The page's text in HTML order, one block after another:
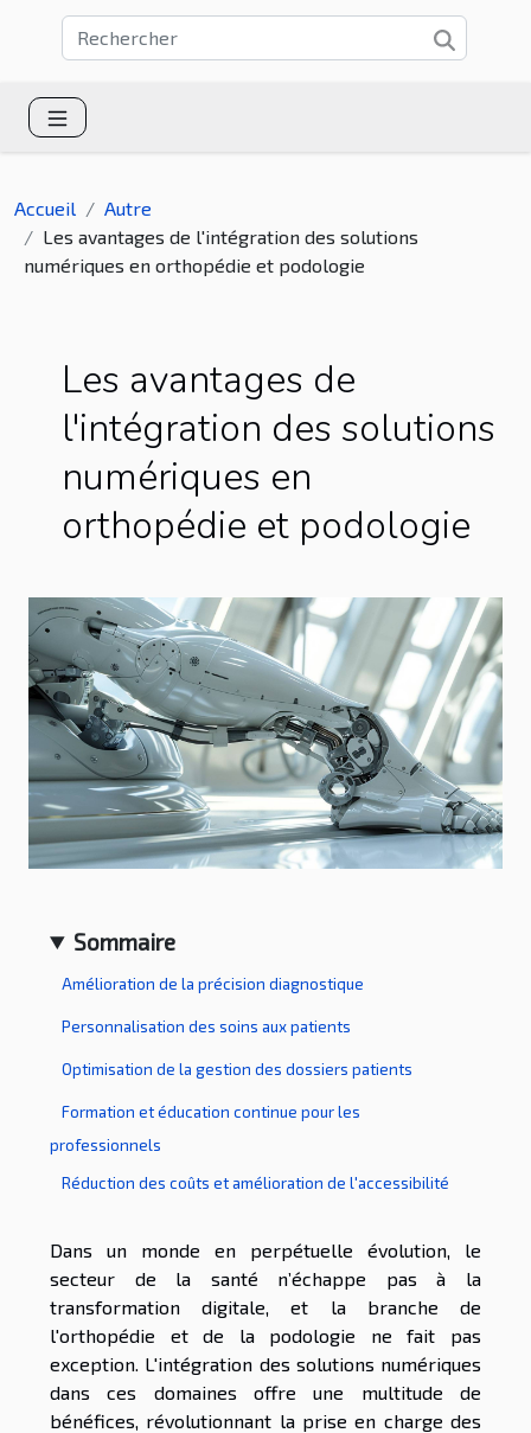
Accueil
Autre
Les avantages de l'intégration des solutions
numériques en orthopédie et podologie
Les avantages de
l'intégration des solutions
numériques en
orthopédie et podologie
Sommaire
Amélioration de la précision diagnostique
Personnalisation des soins aux patients
Optimisation de la gestion des dossiers patients
Formation et éducation continue pour les
professionnels
Réduction des coûts et amélioration de l'accessibilité
Dans un monde en perpétuelle évolution, le
secteur de la santé n’échappe pas à la
transformation digitale, et la branche de
l'orthopédie et de la podologie ne fait pas
exception. L'intégration des solutions numériques
dans ces domaines offre une multitude de
bénéfices, révolutionnant la prise en charge des